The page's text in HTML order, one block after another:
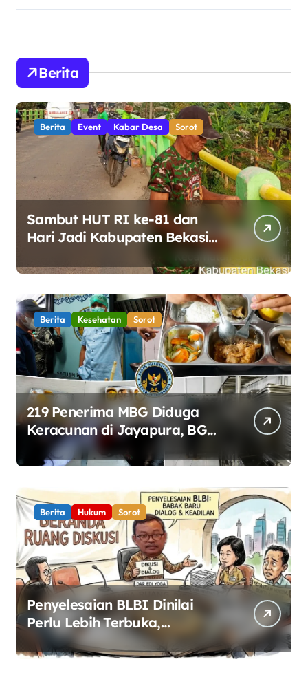
Berita
Berita Event Kabar Desa Sorot
Sambut HUT RI ke-81 dan
Hari Jadi Kabupaten Bekasi
ke-76, Pemdes Muara bakti
Gotong Royong Percantik
Jembatan CBL
Berita Kesehatan Sorot
219 Penerima MBG Diduga
Keracunan di Jayapura, BGN
Perketat Pengawasan
Keamanan Pangan
Berita Hukum Sorot
Penyelesaian BLBI Dinilai
Perlu Lebih Terbuka,
Pemerintah Diminta Buka
Ruang Dialog